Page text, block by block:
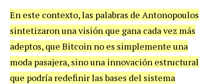
En este contexto, las palabras de Antonopoulos
sintetizaron una visión que gana cada vez más
adeptos, que Bitcoin no es simplemente una
moda pasajera, sino una innovación estructural
que podría redefinir las bases del sistema